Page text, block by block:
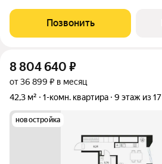
Жилой квартал «Бережно» это проект класса Бизнес,
созданный с уважением к городу и
Позвонить
8 804 640 ₽
от 36 899 ₽ в месяц
42,3 м²
1-комн. квартира 9 этаж из 17
новостройка